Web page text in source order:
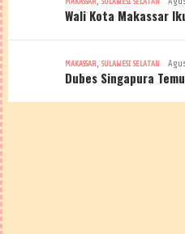
Wali Kota Makassar
MAKASSAR, SULAWESI SELATAN
Dubes Singapura